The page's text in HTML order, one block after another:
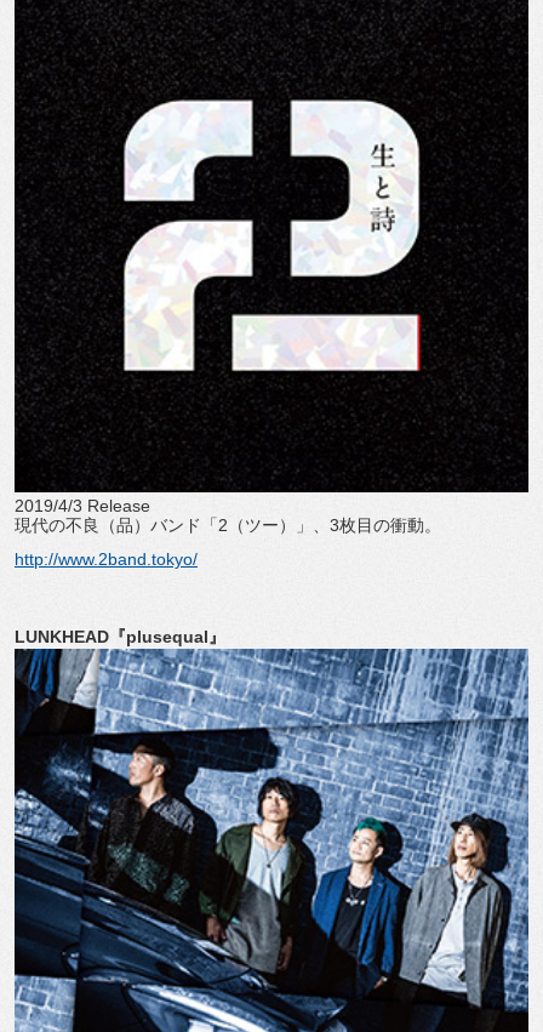
2019/4/3 Release
現代の不良（品）バンド「2（ツー）」、3枚目の衝動。
http://www.2band.tokyo/
LUNKHEAD『plusequal』